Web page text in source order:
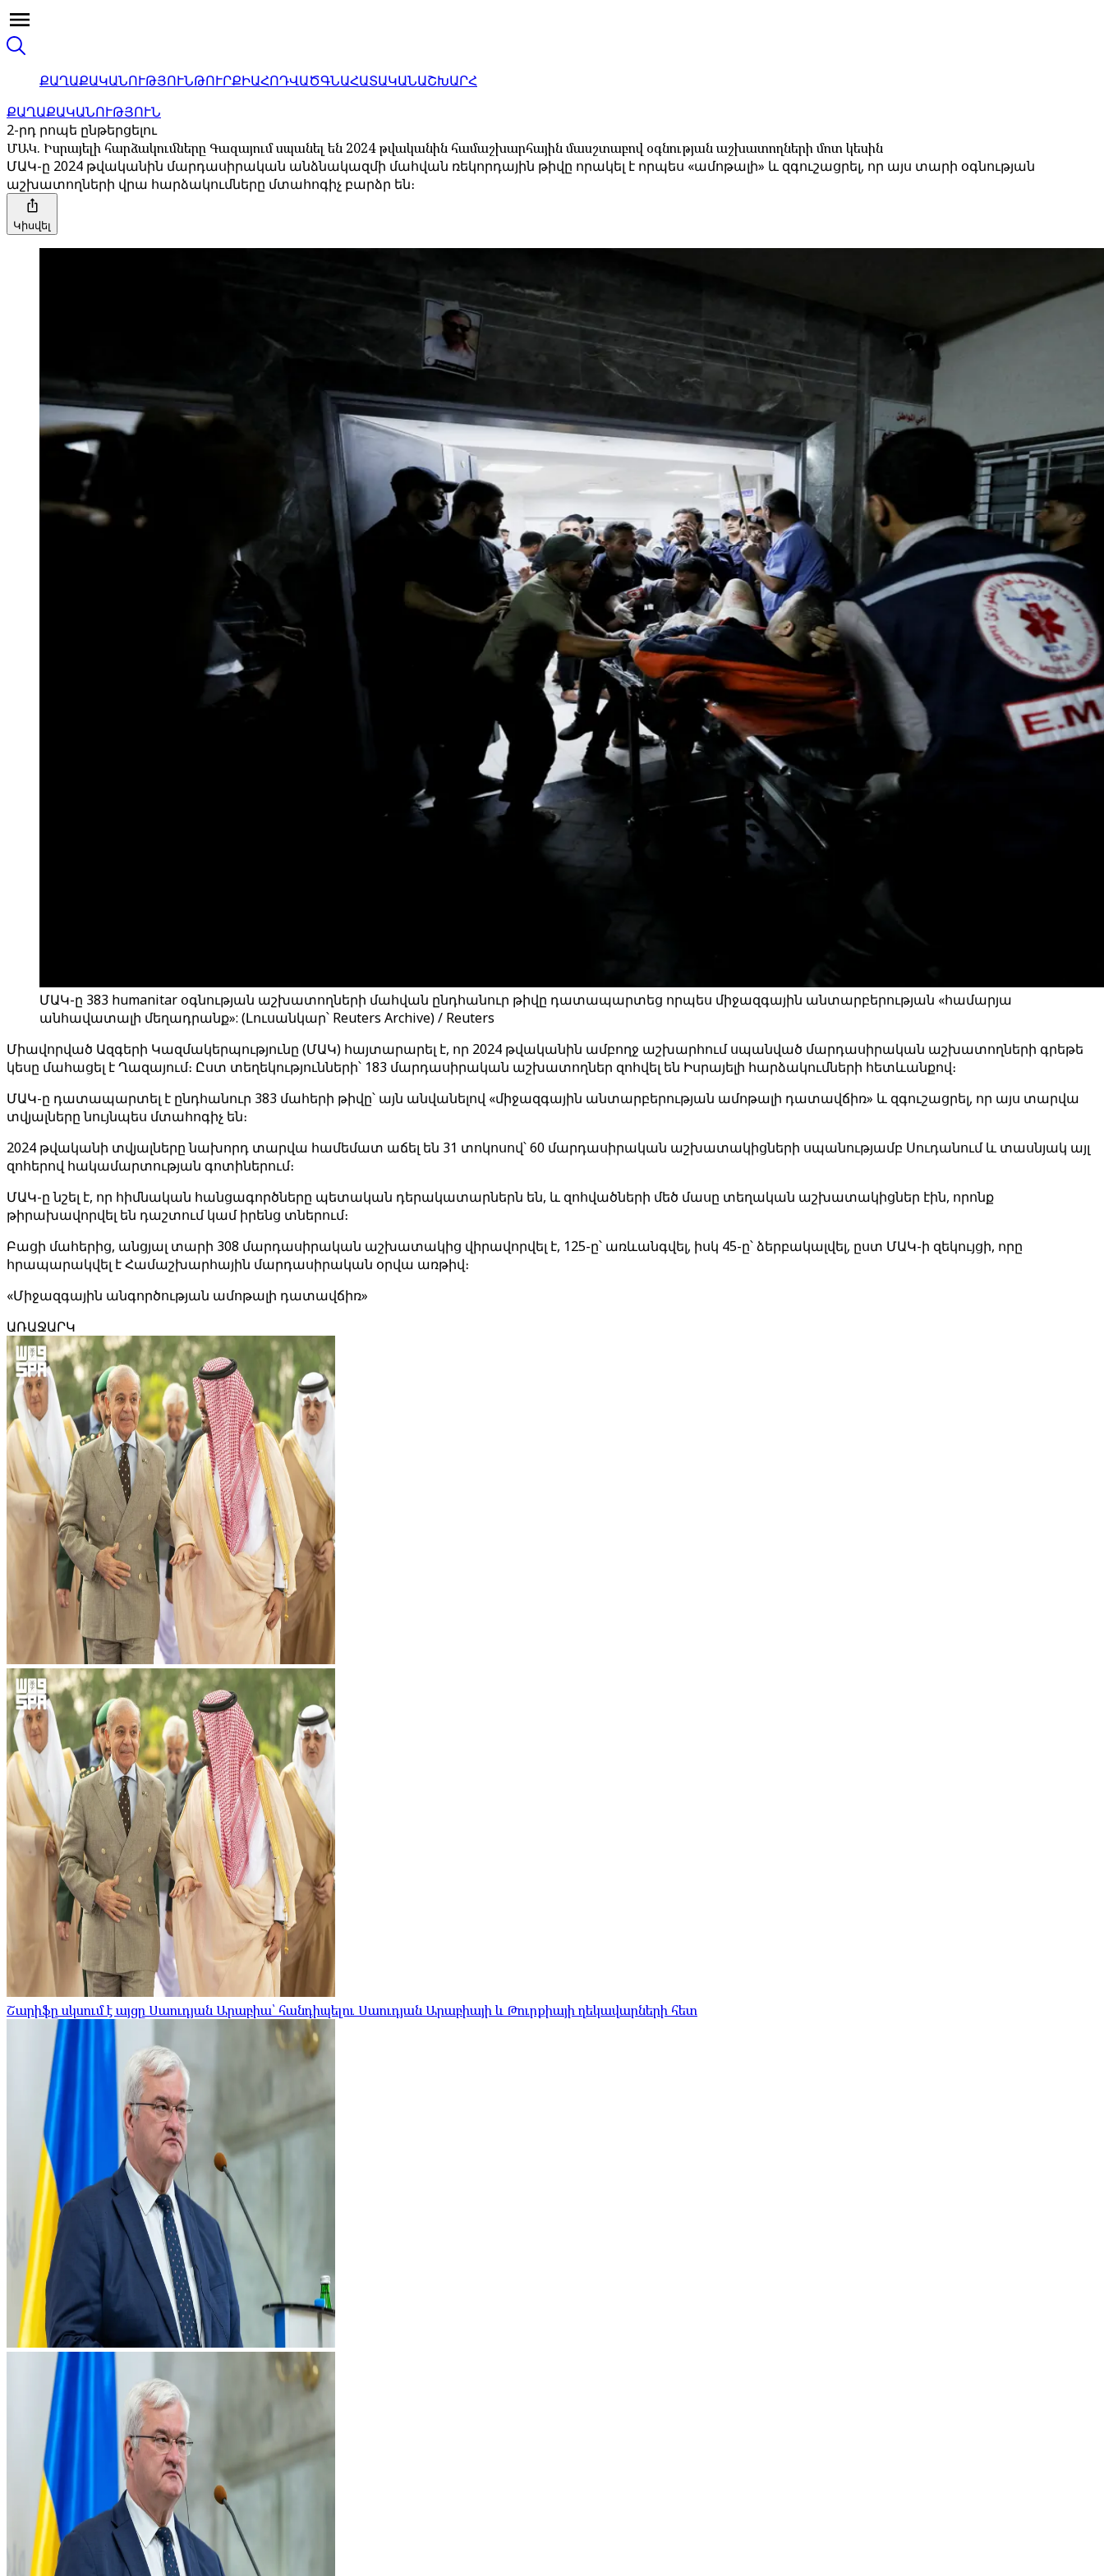
ՔԱՂԱՔԱԿԱՆՈՒԹՅՈՒՆԹՈՒՐՔԻԱՀՈԴՎԱԾԳՆԱՀԱՏԱԿԱՆԱՇԽԱՐՀ
ՔԱՂԱՔԱԿԱՆՈՒԹՅՈՒՆ
2-րդ րոպե ընթերցելու
ՄԱԿ. Իսրայելի հարձակումները Գազայում սպանել են 2024 թվականին համաշխարհային մասշտաբով օգնության աշխատողների մոտ կեսին
ՄԱԿ-ը 2024 թվականին մարդասիրական անձնակազմի մահվան ռեկորդային թիվը որակել է որպես «ամոթալի» և զգուշացրել, որ այս տարի օգնության
աշխատողների վրա հարձակումները մտահոգիչ բարձր են։
Կիսվել
ՄԱԿ-ը 383 humanitar օգնության աշխատողների մահվան ընդհանուր թիվը դատապարտեց որպես միջազգային անտարբերության «համարյա
անհավատալի մեղադրանք»: (Լուսանկար՝ Reuters Archive) / Reuters
Միավորված Ազգերի Կազմակերպությունը (ՄԱԿ) հայտարարել է, որ 2024 թվականին ամբողջ աշխարհում սպանված մարդասիրական աշխատողների գրեթե
կեսը մահացել է Ղազայում։ Ըստ տեղեկությունների՝ 183 մարդասիրական աշխատողներ զոհվել են Իսրայելի հարձակումների հետևանքով։
ՄԱԿ-ը դատապարտել է ընդհանուր 383 մահերի թիվը՝ այն անվանելով «միջազգային անտարբերության ամոթալի դատավճիռ» և զգուշացրել, որ այս տարվա
տվյալները նույնպես մտահոգիչ են։
2024 թվականի տվյալները նախորդ տարվա համեմատ աճել են 31 տոկոսով՝ 60 մարդասիրական աշխատակիցների սպանությամբ Սուդանում և տասնյակ այլ
զոհերով հակամարտության գոտիներում։
ՄԱԿ-ը նշել է, որ հիմնական հանցագործները պետական դերակատարներն են, և զոհվածների մեծ մասը տեղական աշխատակիցներ էին, որոնք
թիրախավորվել են դաշտում կամ իրենց տներում։
Բացի մահերից, անցյալ տարի 308 մարդասիրական աշխատակից վիրավորվել է, 125-ը՝ առևանգվել, իսկ 45-ը՝ ձերբակալվել, ըստ ՄԱԿ-ի զեկույցի, որը
հրապարակվել է Համաշխարհային մարդասիրական օրվա առթիվ։
«Միջազգային անգործության ամոթալի դատավճիռ»
ԱՌԱՋԱՐԿ
Շարիֆը սկսում է այցը Սաուդյան Արաբիա՝ հանդիպելու Սաուդյան Արաբիայի և Թուրքիայի ղեկավարների հետ